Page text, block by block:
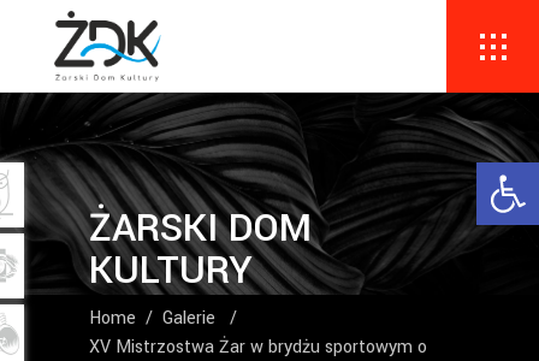
ŻARSKI DOM
KULTURY
Home / Galerie
/
XV Mistrzostwa Żar w brydżu sportowym o